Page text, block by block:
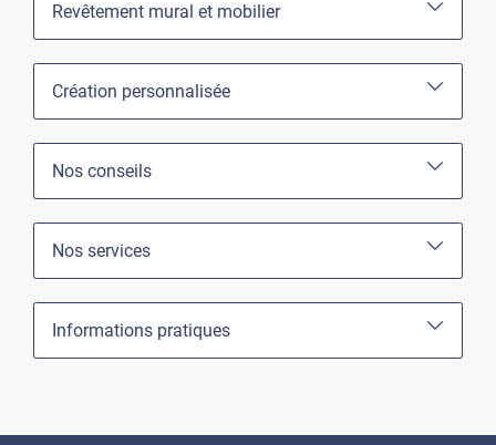
Revêtement mural et mobilier
Création personnalisée
Nos conseils
Nos services
Informations pratiques